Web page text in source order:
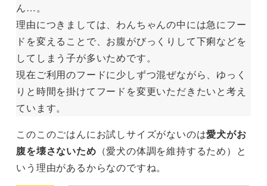
ん…。
理由につきましては、わんちゃんの中には急にフー
ドを変えることで、お腹がびっくりして下痢などを
してしまう子が多いためです。
現在ご利用のフードに少しずつ混ぜながら、ゆっく
りと時間を掛けてフードを変更いただきたいと考え
ています。
このこのごはんにお試しサイズがないのは愛犬がお
腹を壊さないため （愛犬の体調を維持するため）と
いう理由があるからなのですね。